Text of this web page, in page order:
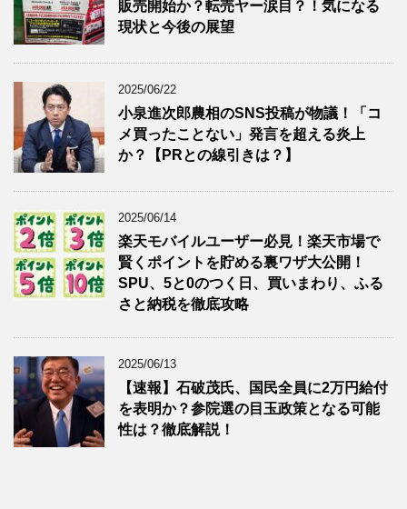
販売開始か？転売ヤー涙目？！気になる
現状と今後の展望
2025/06/22
小泉進次郎農相のSNS投稿が物議！「コ
メ買ったことない」発言を超える炎上
か？【PRとの線引きは？】
2025/06/14
楽天モバイルユーザー必見！楽天市場で
賢くポイントを貯める裏ワザ大公開！
SPU、5と0のつく日、買いまわり、ふる
さと納税を徹底攻略
2025/06/13
【速報】石破茂氏、国民全員に2万円給付
を表明か？参院選の目玉政策となる可能
性は？徹底解説！